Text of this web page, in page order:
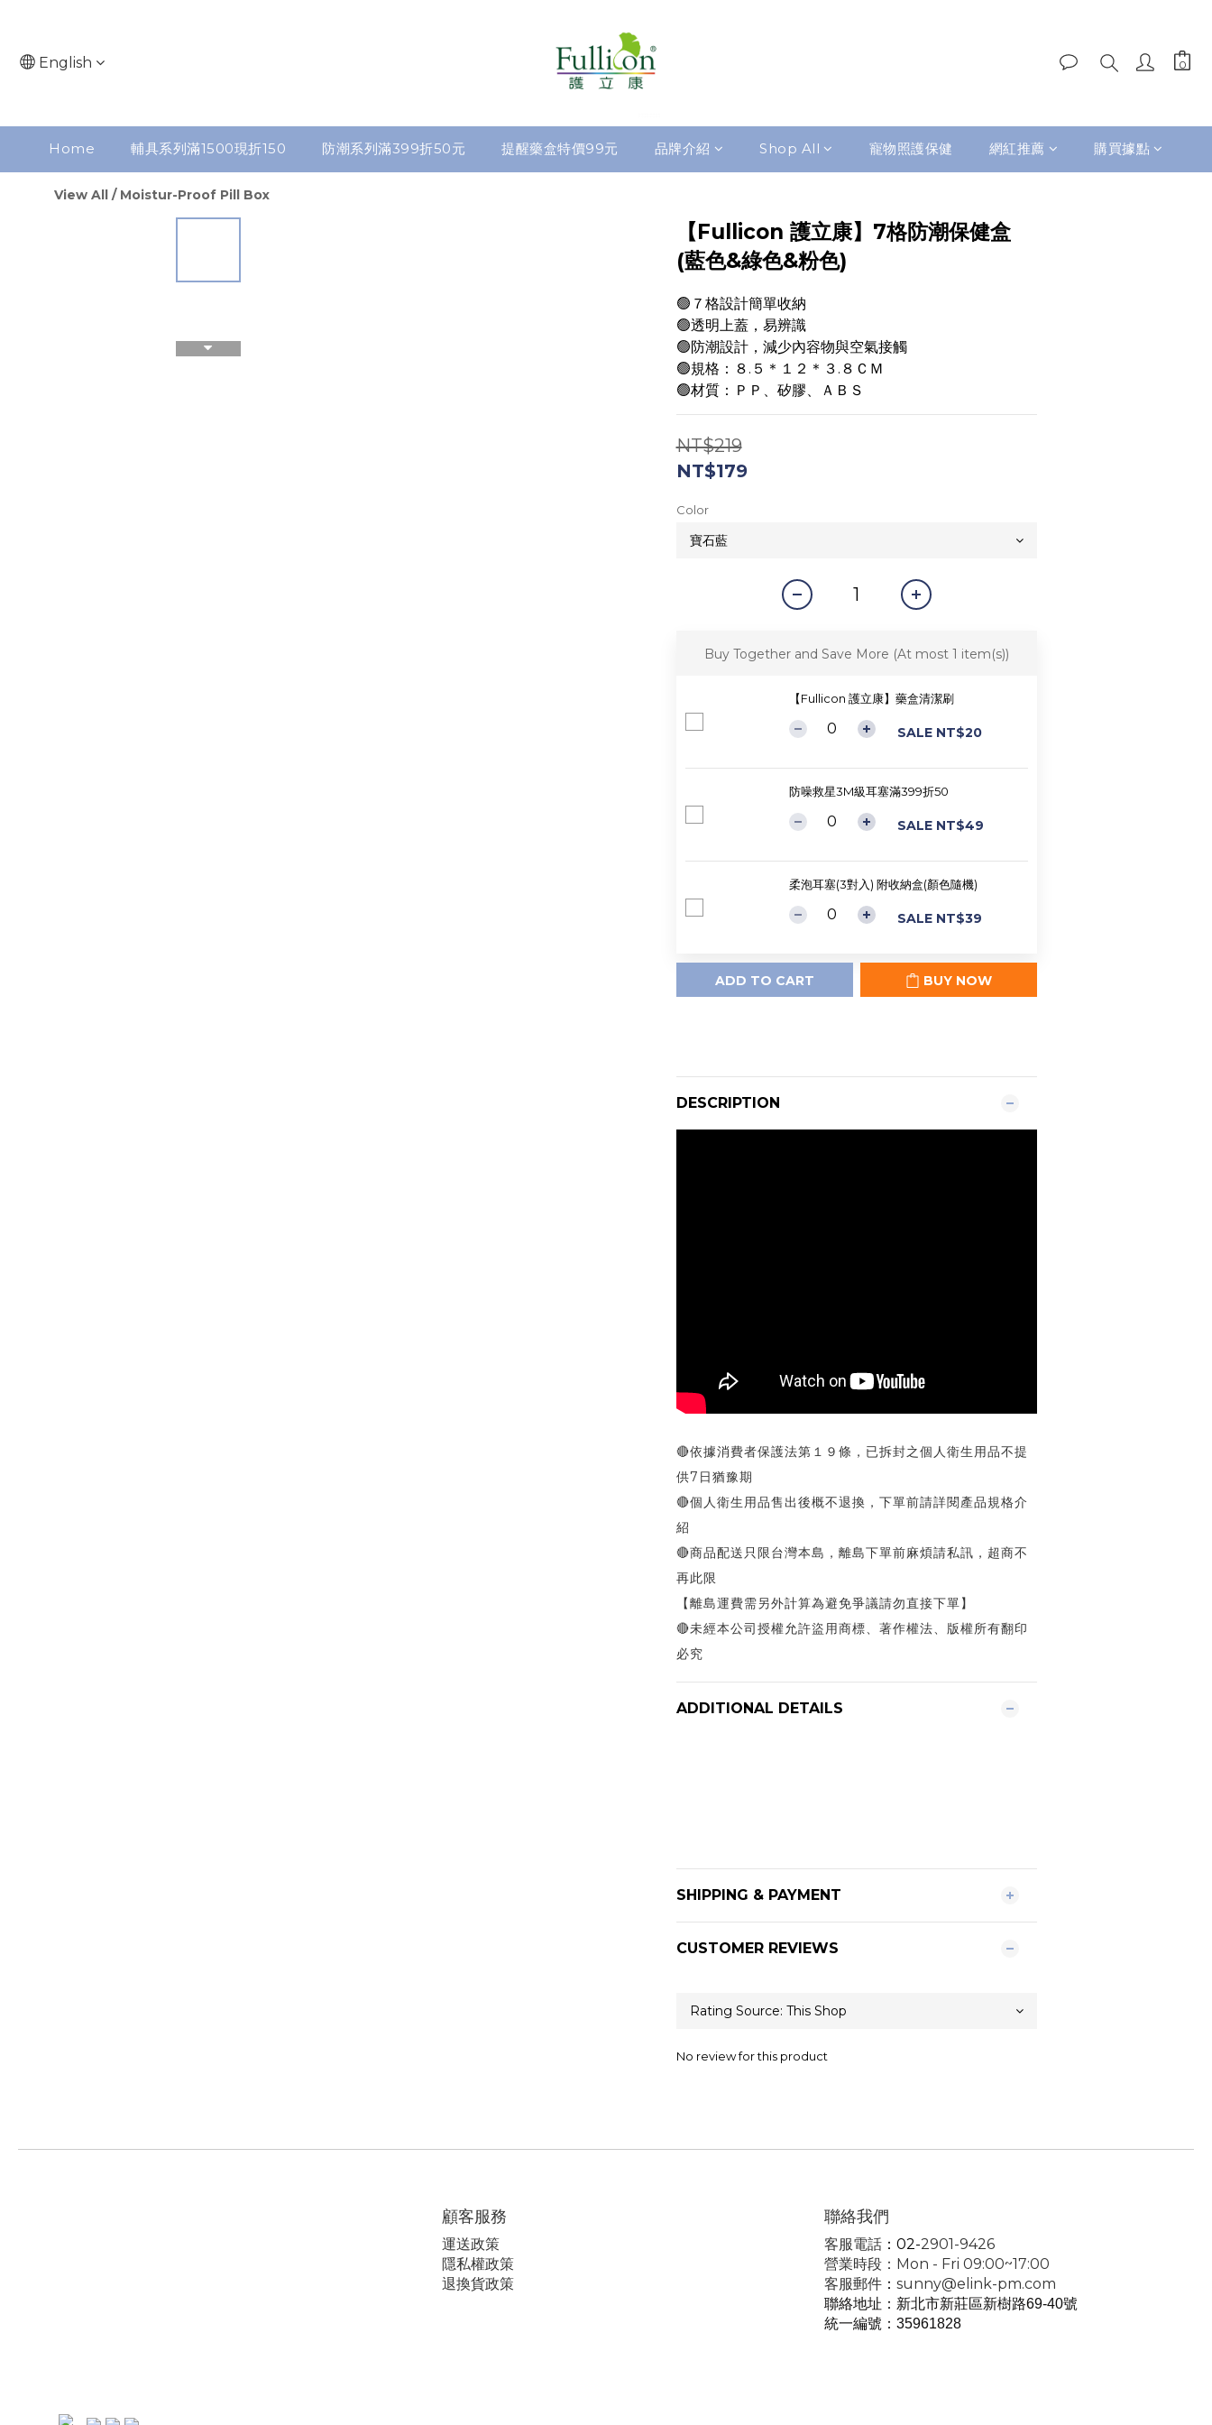
English
Home 輔具系列滿1500現折150 防潮系列滿399折50元 提醒藥盒特價99元 品牌介紹 Shop All 寵物照護保健 網紅推薦 購買據點
View All / Moistur-Proof Pill Box
【Fullicon 護立康】7格防潮保健盒
(藍色&綠色&粉色)
🟢７格設計簡單收納
🟢透明上蓋，易辨識
🟢防潮設計，減少內容物與空氣接觸
🟢規格：８.５＊１２＊３.８ＣＭ
🟢材質：ＰＰ、矽膠、ＡＢＳ
NT$219
NT$179
Color
Buy Together and Save More (At most 1 item(s))
【Fullicon 護立康】藥盒清潔刷
SALE NT$20
防噪救星3M級耳塞滿399折50
SALE NT$49
柔泡耳塞(3對入) 附收納盒(顏色隨機)
SALE NT$39
ADD TO CART BUY NOW
DESCRIPTION
🔴依據消費者保護法第１９條，已拆封之個人衛生用品不提
供7日猶豫期
🔴個人衛生用品售出後概不退換，下單前請詳閱產品規格介
紹
🔴商品配送只限台灣本島，離島下單前麻煩請私訊，超商不
再此限
【離島運費需另外計算為避免爭議請勿直接下單】
🔴未經本公司授權允許盜用商標、著作權法、版權所有翻印
必究
ADDITIONAL DETAILS
SHIPPING & PAYMENT
CUSTOMER REVIEWS
No review for this product
BUY NOW
顧客服務
運送政策
隱私權政策
退換貨政策
聯絡我們
客服電話 ：02-2901-9426
營業時段：Mon - Fri 09:00~17:00
客服郵件 ： sunny@elink-pm.com
聯絡地址：新北市新莊區新樹路69-40號
統一編號 ：35961828